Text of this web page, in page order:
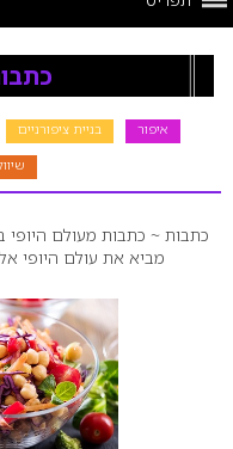
איפור בניית ציפורניים
כתבות ~ כתבות מעולם היופי
מביא את עולם היופי